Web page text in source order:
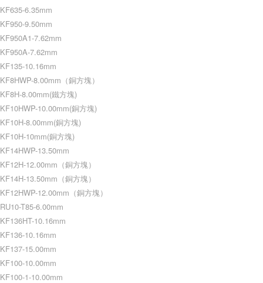
KF635-6.35mm
KF950-9.50mm
KF950A1-7.62mm
KF950A-7.62mm
KF135-10.16mm
KF8HWP-8.00mm（銅方塊）
KF8H-8.00mm(鐵方塊)
KF10HWP-10.00mm(銅方塊)
KF10H-8.00mm(銅方塊)
KF10H-10mm(銅方塊)
KF14HWP-13.50mm
KF12H-12.00mm（銅方塊）
KF14H-13.50mm（銅方塊）
KF12HWP-12.00mm（銅方塊）
RU10-T85-6.00mm
KF136HT-10.16mm
KF136-10.16mm
KF137-15.00mm
KF100-10.00mm
KF100-1-10.00mm